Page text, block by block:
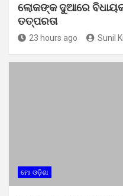
ଲୋକଙ୍କ ଦୁଆରେ
ତତ୍ପରତା
23 hours ago Sunil
ମୋ ଓଡ଼ିଶା